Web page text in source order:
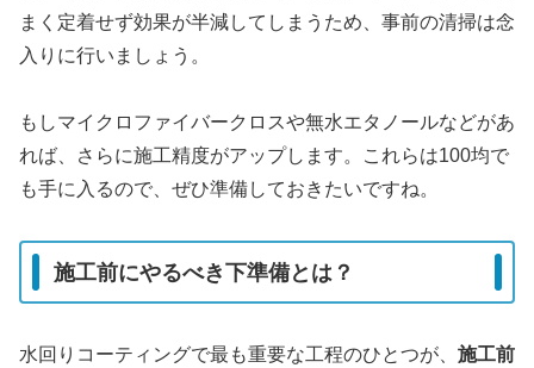
まく定着せず効果が半減してしまうため、事前の清掃は念
入りに行いましょう。
もしマイクロファイバークロスや無水エタノールなどがあ
れば、さらに施工精度がアップします。これらは100均で
も手に入るので、ぜひ準備しておきたいですね。
施工前にやるべき下準備とは？
水回りコーティングで最も重要な工程のひとつが、 施工前